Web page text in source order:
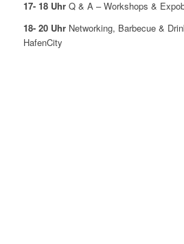
17- 18 UhrQ & A – Workshops &
18- 20 UhrNetworking, Barbecue &
HafenCity